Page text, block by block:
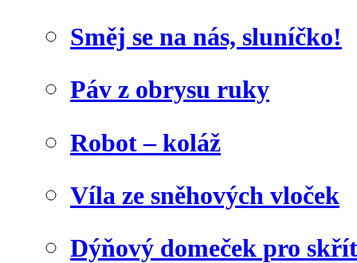
Směj se na nás, sluníčko!
Páv z obrysu ruky
Robot – koláž
Víla ze sněhových vloček
Dýňový domeček pro